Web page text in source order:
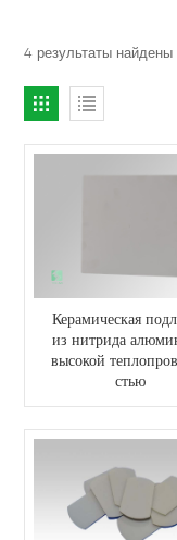
4 результаты
Керамическая
из нитрида
высокой
стью